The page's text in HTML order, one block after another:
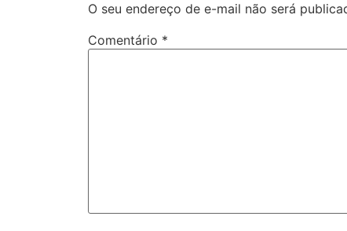
O seu endereço de e-mail não será
Comentário *